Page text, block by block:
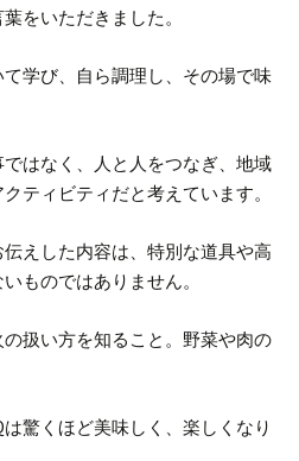
をいただきました。
学び、自ら調理し、その場で味
はなく、人と人をつなぎ、地域
ティビティだと考えています。
えした内容は、特別な道具や高
ものではありません。
の扱い方を知ること。 野菜や肉の
驚くほど美味しく、楽しくなり